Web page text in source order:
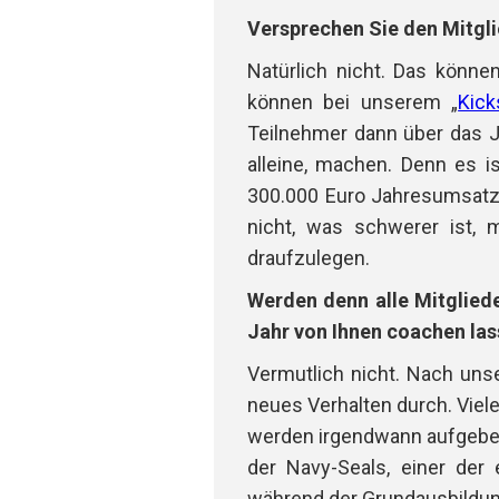
Versprechen Sie den
Natürlich nicht. Das
können bei unserem „
Teilnehmer dann über das
alleine, machen. Denn es
300.000 Euro
nicht, was schwerer ist,
draufzulegen.
Werden denn alle
Jahr von Ihnen coachen
Vermutlich nicht. Nach
neues Verhalten durch.
werden irgendwann
der Navy-Seals, einer der